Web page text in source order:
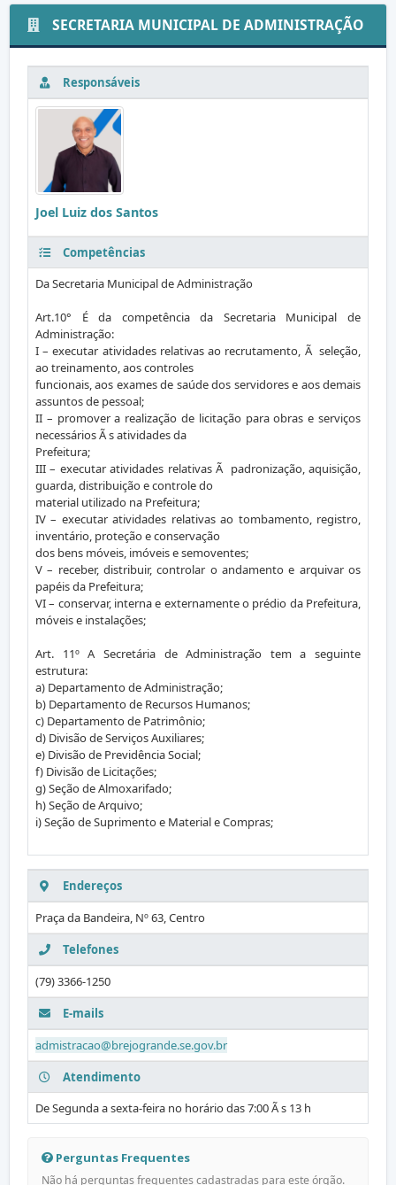
SECRETARIA MUNICIPAL DE ADMINISTRAÇÃO
Responsáveis
Joel Luiz dos Santos
Competências
Da Secretaria Municipal de Administração
Art.10° É da competência da Secretaria Municipal de
Administração:
I – executar atividades relativas ao recrutamento, Ã seleção,
ao treinamento, aos controles
funcionais, aos exames de saúde dos servidores e aos demais
assuntos de pessoal;
II – promover a realização de licitação para obras e serviços
necessários Ã s atividades da
Prefeitura;
III – executar atividades relativas Ã padronização, aquisição,
guarda, distribuição e controle do
material utilizado na Prefeitura;
IV – executar atividades relativas ao tombamento, registro,
inventário, proteção e conservação
dos bens móveis, imóveis e semoventes;
V – receber, distribuir, controlar o andamento e arquivar os
papéis da Prefeitura;
VI – conservar, interna e externamente o prédio da Prefeitura,
móveis e instalações;
Art. 11º A Secretária de Administração tem a seguinte
estrutura:
a) Departamento de Administração;
b) Departamento de Recursos Humanos;
c) Departamento de Patrimônio;
d) Divisão de Serviços Auxiliares;
e) Divisão de Previdência Social;
f) Divisão de Licitações;
g) Seção de Almoxarifado;
h) Seção de Arquivo;
i) Seção de Suprimento e Material e Compras;
Endereços
Praça da Bandeira, Nº 63, Centro
Telefones
(79) 3366-1250
E-mails
admistracao@brejogrande.se.gov.br
Atendimento
De Segunda a sexta-feira no horário das 7:00 Ã s 13 h
Perguntas Frequentes
Não há perguntas frequentes cadastradas para este órgão.